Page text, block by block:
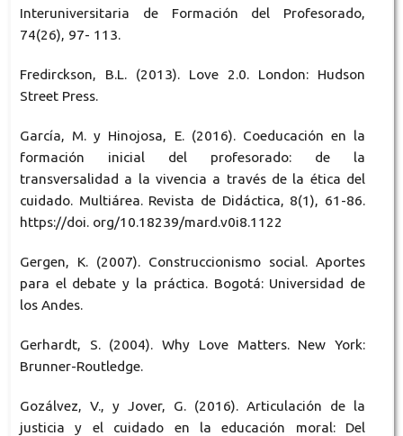
Interuniversitaria de Formación del Profesorado,
74(26), 97- 113.
Fredirckson, B.L. (2013). Love 2.0. London: Hudson
Street Press.
García, M. y Hinojosa, E. (2016). Coeducación en la
formación inicial del profesorado: de la
transversalidad a la vivencia a través de la ética del
cuidado. Multiárea. Revista de Didáctica, 8(1), 61-86.
https://doi. org/10.18239/mard.v0i8.1122
Gergen, K. (2007). Construccionismo social. Aportes
para el debate y la práctica. Bogotá: Universidad de
los Andes.
Gerhardt, S. (2004). Why Love Matters. New York:
Brunner-Routledge.
Gozálvez, V., y Jover, G. (2016). Articulación de la
justicia y el cuidado en la educación moral: Del